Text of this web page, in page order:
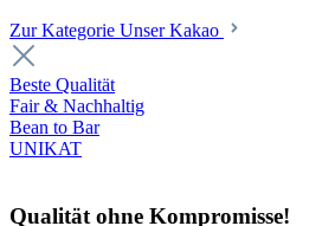
Zur Kategorie Unser Kakao
Beste Qualität
Fair & Nachhaltig
Bean to Bar
UNIKAT
Qualität ohne Kompromisse!